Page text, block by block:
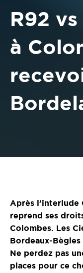
R92
à
Après l’interlude
reprend ses
Colombes. Les
Bordeaux-
Ne perdez pas
places pour ce